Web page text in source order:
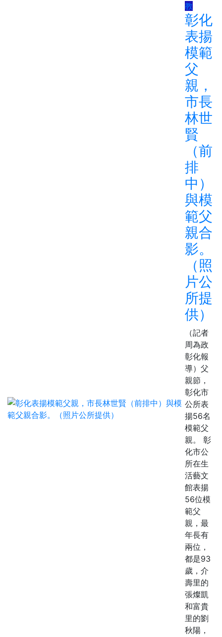
教
彰化
表揚
模範
父
親，
市長
林世
賢
（前
排
中）
與模
範父
親合
影。
（照
片公
所提
供）
（記者
周為政
彰化報
導）父
親節，
彰化市
公所表
揚56名
模範父
親。 彰
化市公
所在生
活藝文
館表揚
56位模
範父
親，最
年長有
兩位，
都是93
歲，介
壽里的
張燦凱
和富貴
里的劉
秋陽，